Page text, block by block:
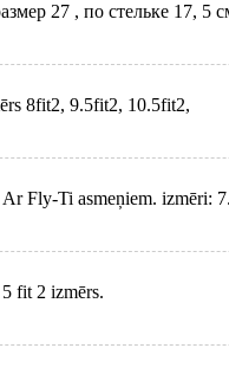
27 , по стельке 17, 5
8fit2, 9.5fit2, 10.5fit2,
Ar Fly-Ti asmeņiem. izmēri:
fit 2 izmērs.